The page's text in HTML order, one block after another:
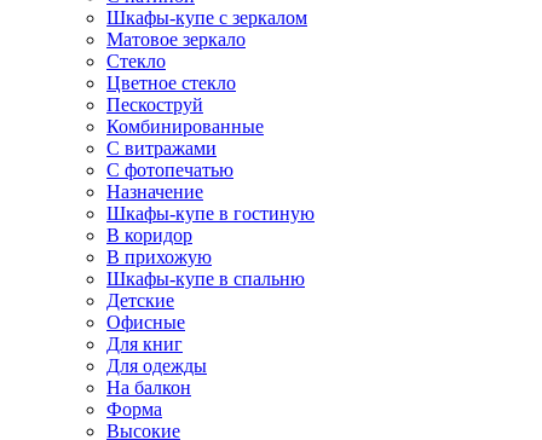
Шкафы-купе с зеркалом
Матовое зеркало
Стекло
Цветное стекло
Пескоструй
Комбинированные
С витражами
С фотопечатью
Назначение
Шкафы-купе в гостиную
В коридор
В прихожую
Шкафы-купе в спальню
Детские
Офисные
Для книг
Для одежды
На балкон
Форма
Высокие